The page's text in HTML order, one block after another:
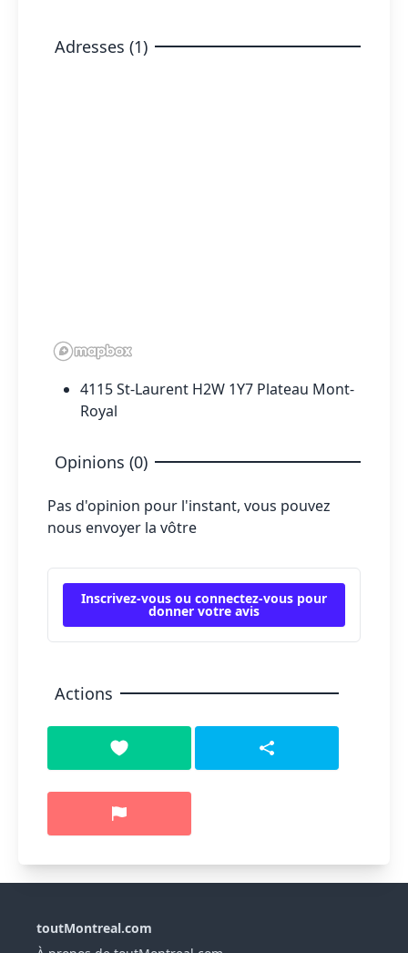
Adresses (1)
4115 St-Laurent H2W 1Y7 Plateau Mont-
Royal
Opinions (0)
Pas d'opinion pour l'instant, vous pouvez
nous envoyer la vôtre
Inscrivez-vous ou connectez-vous pour
donner votre avis
Actions
toutMontreal.com